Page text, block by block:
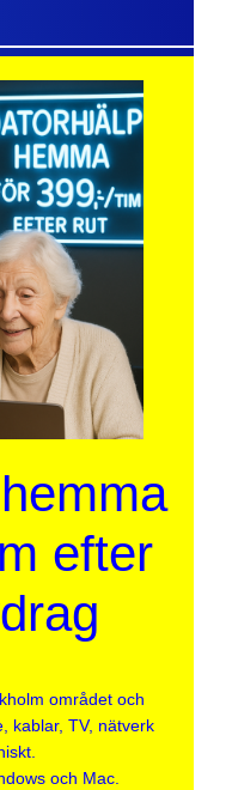
efter
området och
kablar, TV, nätverk
och Mac.